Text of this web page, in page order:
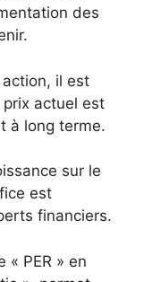
des
action, il est
actuel est
à long terme.
sur le
est
financiers.
« PER » en